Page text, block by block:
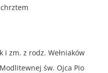
i zm. z rodz. Wełniaków
św. Ojca Pio